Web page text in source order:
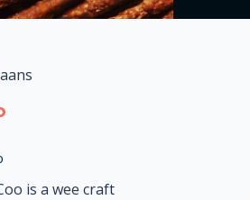
is a wee craft